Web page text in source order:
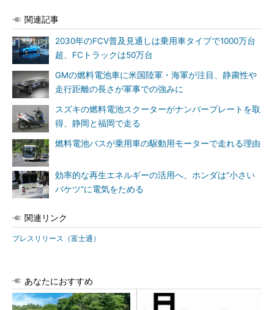
関連記事
2030年のFCV普及見通しは乗用車タイプで1000万台
超、FCトラックは50万台
GMの燃料電池車に米国陸軍・海軍が注目、静粛性や
走行距離の長さが軍事での強みに
スズキの燃料電池スクーターがナンバープレートを取
得、静岡と福岡で走る
燃料電池バスが乗用車の駆動用モーターで走れる理由
効率的な再生エネルギーの活用へ、ホンダは“小さい
バケツ”に電気をためる
関連リンク
プレスリリース（富士通）
あなたにおすすめ